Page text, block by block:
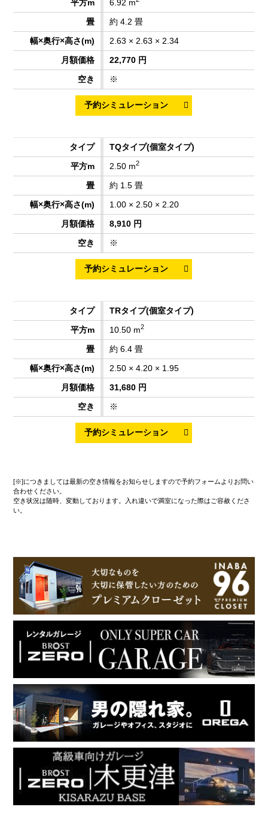
6.92 m
約 4.2 畳
2.63 × 2.63 × 2.34
22,770 円
※
TQタイプ(個室タイプ)
2.50 m2
約 1.5 畳
1.00 × 2.50 × 2.20
8,910 円
※
TRタイプ(個室タイプ)
10.50 m2
約 6.4 畳
2.50 × 4.20 × 1.95
31,680 円
※
[※]につきましては最新の空き情報をお知らせしますので予約フォームよりお問い
合わせください。
空き状況は随時、変動しております。入れ違いで満室になった際はご容赦くださ
い。